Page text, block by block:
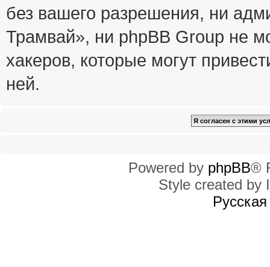
без вашего разрешения, ни
Трамвай», ни phpBB Group не
хакеров, которые могут
ней.
Powered by phpBB®
Style created by